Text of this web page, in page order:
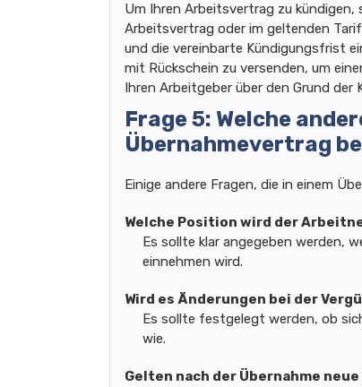
Um Ihren Arbeitsvertrag zu
Arbeitsvertrag oder im geltenden
und die vereinbarte Kündigungsfrist
mit Rückschein zu versenden, um
Ihren Arbeitgeber über den Grund der
Frage 5: Welche
Übernahmevertrag
Einige andere Fragen, die in einem
Welche Position wird der
Es sollte klar angegeben werden,
einnehmen wird.
Wird es Änderungen bei der
Es sollte festgelegt werden, ob
wie.
Gelten nach der Übernahme